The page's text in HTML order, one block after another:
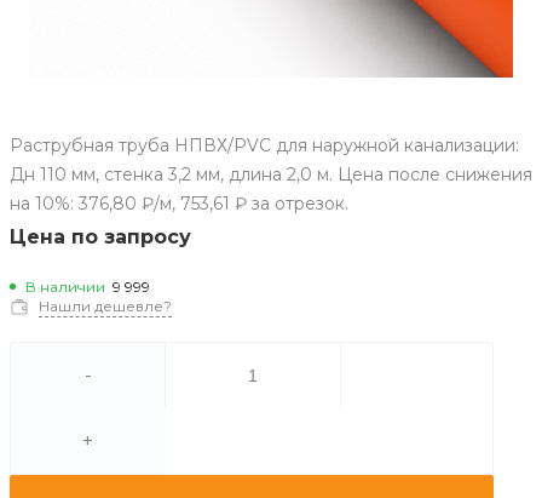
Раструбная труба НПВХ/PVC для наружной канализации:
Дн 110 мм, стенка 3,2 мм, длина 2,0 м. Цена после снижения
на 10%: 376,80 ₽/м, 753,61 ₽ за отрезок.
Цена по запросу
В наличии 9 999
Нашли дешевле?
-
+